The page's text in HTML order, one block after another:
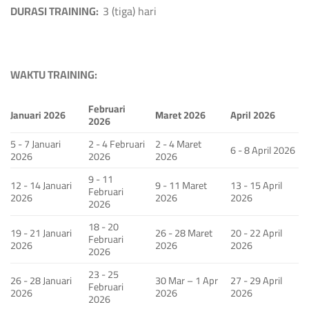
DURASI TRAINING: 3 (tiga) hari
WAKTU TRAINING:
Januari 2026 Februari
2026 Maret 2026
April 2026
5 - 7 Januari
2026
2 - 4 Februari
2026
2 - 4 Maret
2026
6 - 8 April 2026
12 - 14 Januari
2026
9 - 11
Februari
2026
9 - 11 Maret
2026
13 - 15 April
2026
19 - 21 Januari
2026
18 - 20
Februari
2026
26 - 28 Maret
2026
20 - 22 April
2026
26 - 28 Januari
2026
23 - 25
Februari
2026
30 Mar – 1 Apr
2026
27 - 29 April
2026